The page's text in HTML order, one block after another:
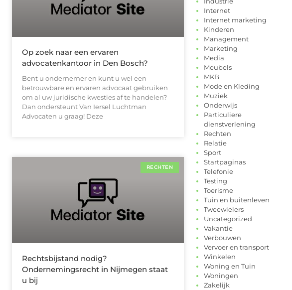
Op zoek naar een ervaren
advocatenkantoor in Den Bosch?
Bent u ondernemer en kunt u wel een
betrouwbare en ervaren advocaat gebruiken
om al uw juridische kwesties af te handelen?
Dan ondersteunt Van Iersel Luchtman
Advocaten u graag! Deze
RECHTEN
Rechtsbijstand nodig?
Ondernemingsrecht in Nijmegen staat
u bij
Internet
Internet marketing
Kinderen
Management
Marketing
Media
Meubels
MKB
Mode en Kleding
Muziek
Onderwijs
Particuliere
dienstverlening
Rechten
Relatie
Sport
Startpaginas
Telefonie
Testing
Toerisme
Tuin en buitenleven
Tweewielers
Uncategorized
Vakantie
Verbouwen
Vervoer en transport
Winkelen
Woning en Tuin
Woningen
Zakelijk